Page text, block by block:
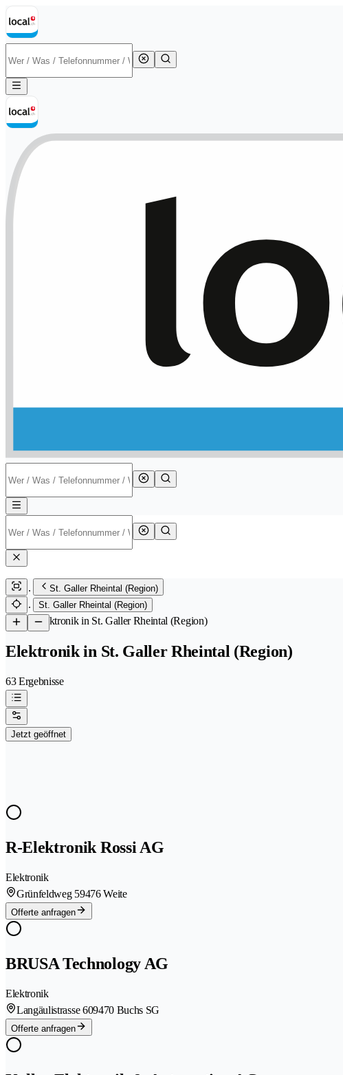
St. Galler Rheintal (Region)
St. Galler Rheintal (Region)
/Elektronik in St. Galler Rheintal (Region)
Elektronik in St. Galler Rheintal (Region)
63 Ergebnisse
Jetzt geöffnet
R-Elektronik Rossi AG
Elektronik
Grünfeldweg 59476 Weite
Offerte anfragen
BRUSA Technology AG
Elektronik
Langäulistrasse 609470 Buchs SG
Offerte anfragen